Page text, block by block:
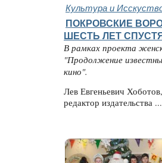
Культура и
ПОКРОВСКИЕ
ШЕСТЬ ЛЕТ
В рамках проекта
"Продолжение
кино".
Лев Евгеньевич
редактор издательства ...